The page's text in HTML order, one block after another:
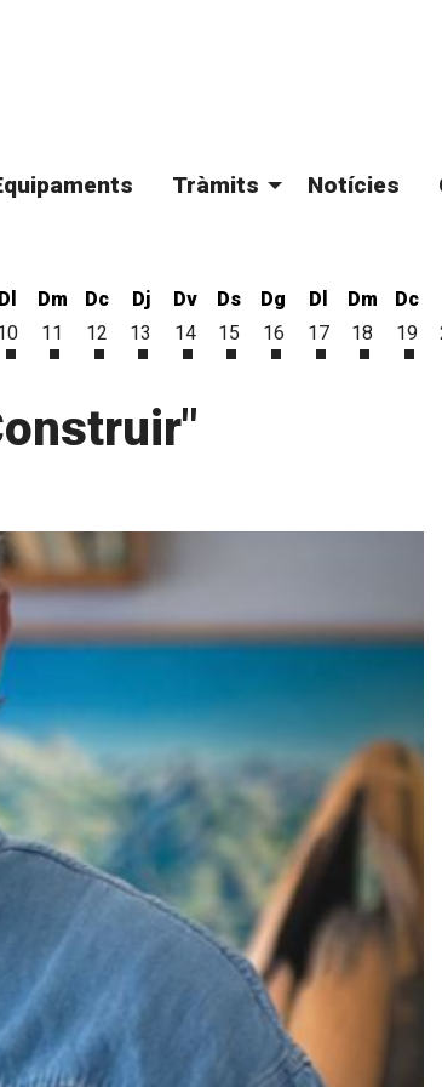
Tràmits Notícies
d'agost9 d'agost
Dl
Dilluns 10 d'agost
Dm
11
Dimarts 11 d'agost
Dc
12
Dimecres 12 d'agost
Dj
13
Dijous 13 d'agost
Dv
14
Divendres 14 d'agost
Ds
15
Dissabte 15 d'agost
Dg
16
Diumenge 16
Dl
17
Dilluns 17
Dm
18
Dimarts
Dc
19